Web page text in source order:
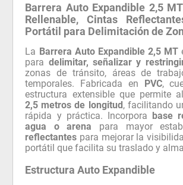
Barrera Auto Expandible 2,5
Rellenable, Cintas
Portátil para Delimitación de
La Barrera Auto Expandible 2,5 MT
para delimitar, señalizar y
zonas de tránsito, áreas de
temporales. Fabricada en PVC,
estructura extensible que permite
2,5 metros de longitud, facilitando
rápida y práctica. Incorpora base
agua o arena para mayor
reflectantes para mejorar la
portátil que facilita su traslado y
Estructura Auto Expandible